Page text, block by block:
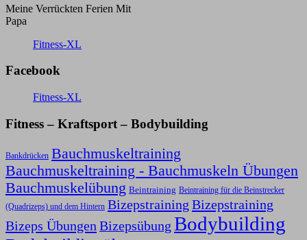
Meine Verrückten Ferien Mit
Papa
Fitness-XL
Facebook
Fitness-XL
Fitness – Kraftsport – Bodybuilding
Bankdrücken Bauchmuskeltraining
Bauchmuskeltraining - Bauchmuskeln Übungen
Bauchmuskelübung Beintraining Beintraining für die Beinstrecker
(Quadrizeps) und dem Hintern Bizepstraining Bizepstraining
Bizeps Übungen Bizepsübung Bodybuilding